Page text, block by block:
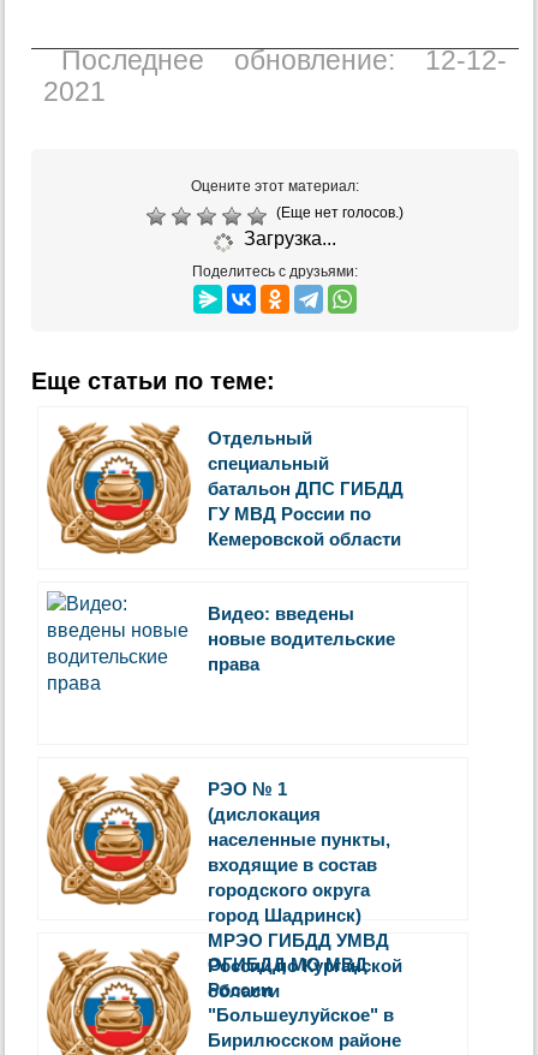
Последнее обновление: 12-12-
2021
Оцените этот материал:
(Еще нет голосов.)
Загрузка...
Поделитесь с друзьями:
Еще статьи по теме:
Отдельный
специальный
батальон ДПС ГИБДД
ГУ МВД России по
Кемеровской области
Видео: введены
новые водительские
права
РЭО № 1
(дислокация
населенные пункты,
входящие в состав
городского округа
город Шадринск)
МРЭО ГИБДД УМВД
России по Курганской
области
ОГИБДД МО МВД
России
"Большеулуйское" в
Бирилюсском районе